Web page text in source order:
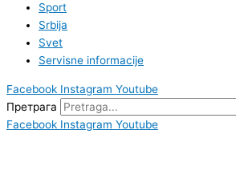
Sport
Srbija
Svet
Servisne informacije
Facebook Instagram Youtube
Претрага
Facebook Instagram Youtube